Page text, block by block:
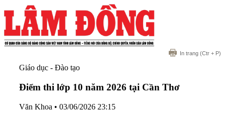
In trang (Ctr + P)
Giáo dục - Đào tạo
Điểm thi lớp 10 năm 2026 tại Cần Thơ
Văn Khoa • 03/06/2026 23:15